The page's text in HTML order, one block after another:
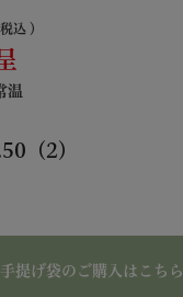
税込
温
（2）
手提げ袋のご購入はこちら